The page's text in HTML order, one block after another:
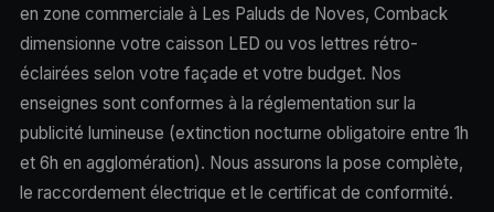
en zone commerciale à Les Paluds de Noves, Comback
dimensionne votre caisson LED ou vos lettres rétro-
éclairées selon votre façade et votre budget. Nos
enseignes sont conformes à la réglementation sur la
publicité lumineuse (extinction nocturne obligatoire entre 1h
et 6h en agglomération). Nous assurons la pose complète,
le raccordement électrique et le certificat de conformité.